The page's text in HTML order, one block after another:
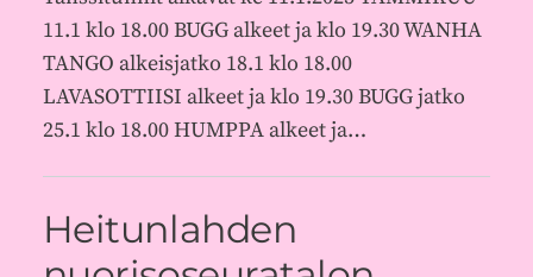
11.1 klo 18.00 BUGG alkeet ja klo 19.30 WANHA
TANGO alkeisjatko 18.1 klo 18.00
LAVASOTTIISI alkeet ja klo 19.30 BUGG jatko
25.1 klo 18.00 HUMPPA alkeet ja…
Heitunlahden